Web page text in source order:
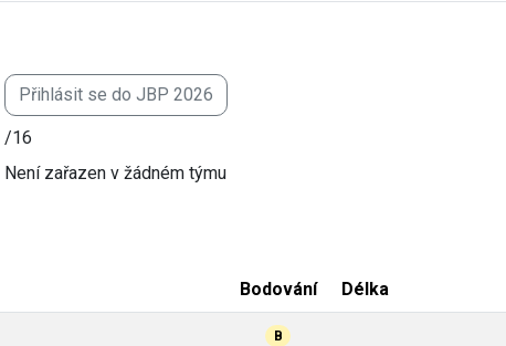
Přihlásit se do JBP 2026
/16
Není zařazen v žádném týmu
Bodování Délka
B